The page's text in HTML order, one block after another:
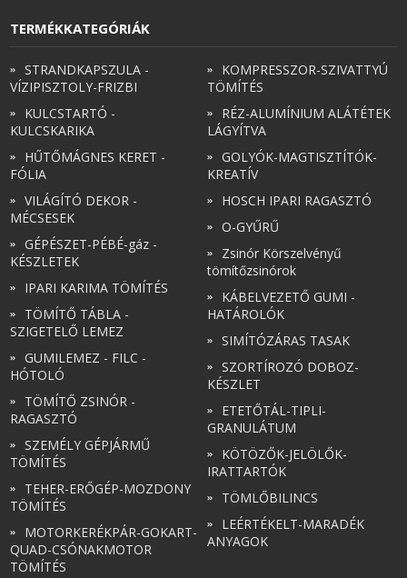
TERMÉKKATEGÓRIÁK
STRANDKAPSZULA -
VÍZIPISZTOLY-FRIZBI
KULCSTARTÓ -
KULCSKARIKA
HŰTŐMÁGNES KERET -
FÓLIA
VILÁGÍTÓ DEKOR -
MÉCSESEK
GÉPÉSZET-PÉBÉ-gáz -
KÉSZLETEK
IPARI KARIMA TÖMÍTÉS
TÖMÍTŐ TÁBLA -
SZIGETELŐ LEMEZ
GUMILEMEZ - FILC -
HÓTOLÓ
TÖMÍTŐ ZSINÓR -
RAGASZTÓ
SZEMÉLY GÉPJÁRMŰ
TÖMÍTÉS
TEHER-ERŐGÉP-MOZDONY
TÖMÍTÉS
MOTORKERÉKPÁR-GOKART-
QUAD-CSÓNAKMOTOR
TÖMÍTÉS
KOMPRESSZOR-SZIVATTYÚ
TÖMÍTÉS
RÉZ-ALUMÍNIUM ALÁTÉTEK
LÁGYÍTVA
GOLYÓK-MAGTISZTÍTÓK-
KREATÍV
HOSCH IPARI RAGASZTÓ
O-GYŰRŰ
Zsinór Körszelvényű
tömítőzsinórok
KÁBELVEZETŐ GUMI -
HATÁROLÓK
SIMÍTÓZÁRAS TASAK
SZORTÍROZÓ DOBOZ-
KÉSZLET
ETETŐTÁL-TIPLI-
GRANULÁTUM
KÖTÖZŐK-JELÖLŐK-
IRATTARTÓK
TÖMLŐBILINCS
LEÉRTÉKELT-MARADÉK
ANYAGOK